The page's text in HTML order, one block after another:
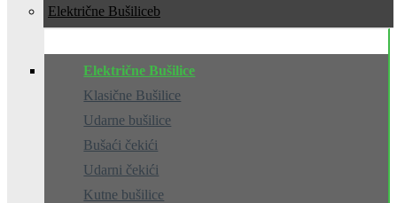
Električne Bušilice
Električne Bušilice
Klasične Bušilice
Udarne bušilice
Bušaći čekići
Udarni čekići
Kutne bušilice